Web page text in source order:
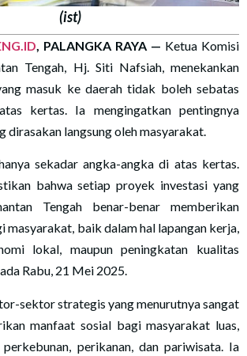
(ist)
, PALANGKA RAYA — Ketua Komisi
Tengah, Hj. Siti Nafsiah, menekankan
masuk ke daerah tidak boleh sebatas
kertas. Ia mengingatkan pentingnya
dirasakan langsung oleh masyarakat.
sekadar angka-angka di atas kertas.
bahwa setiap proyek investasi yang
Tengah benar-benar memberikan
masyarakat, baik dalam hal lapangan kerja,
lokal, maupun peningkatan kualitas
Rabu, 21 Mei 2025.
sektor strategis yang menurutnya sangat
manfaat sosial bagi masyarakat luas,
perikanan, dan pariwisata. Ia